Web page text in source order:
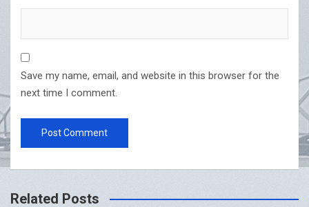
Save my name, email, and website in this browser for the
next time I comment.
Related Posts